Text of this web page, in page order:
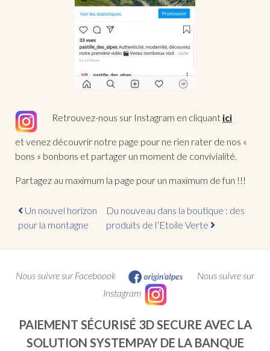
Retrouvez-nous sur Instagram en cliquant ici
et venez découvrir notre page pour ne rien rater de nos «
bons » bonbons et partager un moment de convivialité.
Partagez au maximum la page pour un maximum de fun !!!
Un nouvel horizon
pour la montagne
Du nouveau dans la boutique : des
produits de l’Etoile Verte
Nous suivre sur Faceboook
Nous suivre sur
Instagram
PAIEMENT SÉCURISÉ 3D SECURE AVEC LA
SOLUTION SYSTEMPAY DE LA BANQUE